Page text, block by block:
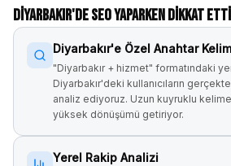
Diyarbakır'de SEO Yaparken Dikkat
Diyarbakır'e Özel Anahtar
"Diyarbakır + hizmet" formatındaki
Diyarbakır'deki kullanıcıların gerçekte
analiz ediyoruz. Uzun kuyruklu
yüksek dönüşümü getiriyor.
Yerel Rakip Analizi